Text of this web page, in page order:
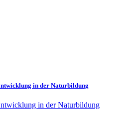
in der Naturbildung